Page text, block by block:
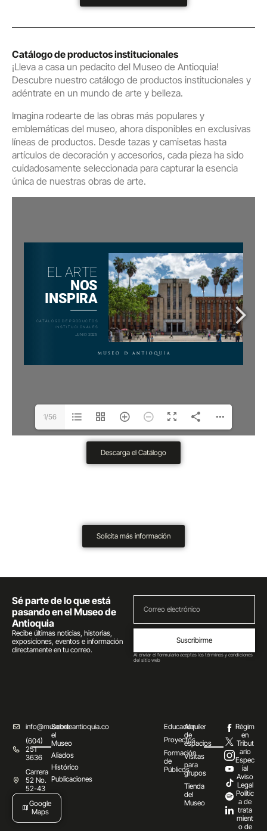
Catálogo de productos institucionales​
¡Lleva a casa un pedacito del Museo de Antioquia!
Descubre nuestro catálogo de productos institucionales y
adéntrate en un mundo de arte y belleza.
Imagina rodearte de las obras más populares y
emblemáticas del museo, ahora disponibles en exclusivas
líneas de productos. Desde tazas y camisetas hasta
artículos de decoración y accesorios, cada pieza ha sido
cuidadosamente seleccionada para capturar la esencia
única de nuestras obras de arte.
1/56
Descarga el Catálogo
Solicita más información
Sé parte de lo que está
pasando en el Museo de
Antioquia
Recibe últimas noticias, historias,
exposiciones, eventos e información
directamente en tu correo.
Suscribirme
Al enviar el formulario aceptas los términos y condiciones
del sitio web
info@museodeantioquia.co
(604)
251
3636
Carrera
52 No.
52-43
Google
Maps
Sobre
el
Museo
Aliados
Histórico
Publicaciones
Educación
Proyectos
Formación
de
Públicos
Alquiler
de
espacios
Visitas
para
grupos
Tienda
del
Museo
Régim
en
Tribut
ario
Espec
ial
Aviso
Legal
Polític
a de
trata
mient
o de